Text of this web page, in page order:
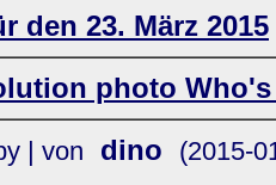
den 23. März 2015
photo
| von dino (2015-